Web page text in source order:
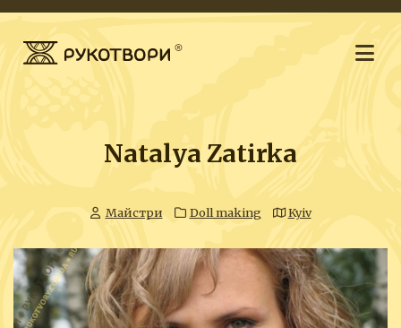
Natalya Zatirka
Майстри Doll making Kyiv